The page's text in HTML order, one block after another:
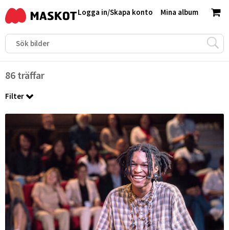
Mina album
Logga in/Skapa konto
86 träffar
Filter